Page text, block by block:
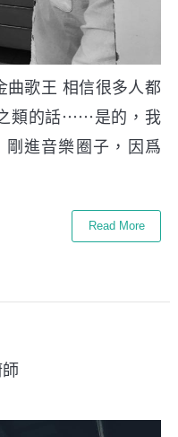
曲歌王 相信很多人都
類的話⋯⋯是的，我
進音樂圈子，因爲
Read More